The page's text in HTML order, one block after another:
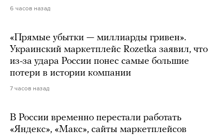
6 часов назад
«Прямые убытки — миллиарды гривен».
Украинский маркетплейс Rozetka заявил, что
из-за удара России понес самые большие
потери в истории компании
7 часов назад
В России временно перестали работать
«Яндекс», «Макс», сайты маркетплейсов